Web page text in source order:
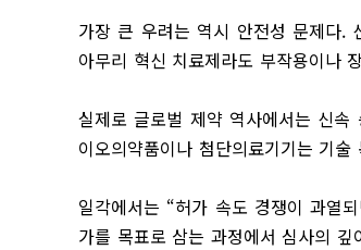
가장 큰 우려는 역시 안전성 문제다.
아무리 혁신 치료제라도 부작용이나
실제로 글로벌 제약 역사에서는 신
이오의약품이나 첨단의료기기는 기
일각에서는 “허가 속도 경쟁이 과열
가를 목표로 삼는 과정에서 심사의